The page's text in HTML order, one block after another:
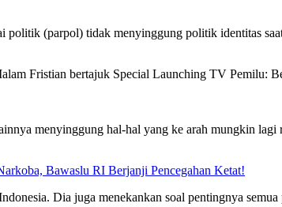
politik (parpol) tidak menyinggung politik identitas
Fristian bertajuk Special Launching TV Pemilu:
menyinggung hal-hal yang ke arah mungkin
Bawaslu RI Berjanji Pencegahan Ketat!
Dia juga menekankan soal pentingnya